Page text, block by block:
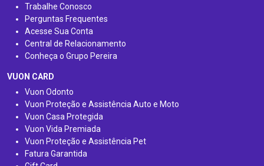
Trabalhe Conosco
Perguntas Frequentes
Acesse Sua Conta
Central de Relacionamento
Conheça o Grupo Pereira
VUON CARD
Vuon Odonto
Vuon Proteção e Assistência Auto e Moto
Vuon Casa Protegida
Vuon Vida Premiada
Vuon Proteção e Assistência Pet
Fatura Garantida